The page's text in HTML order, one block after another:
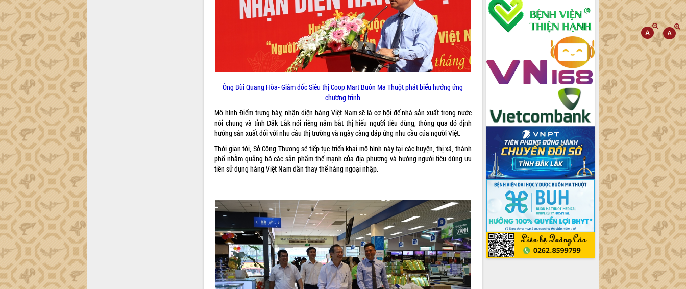
Ông Bùi Quang Hòa- Giám đốc Siêu thị Coop Mart Buôn Ma Thuột phát biểu hưởng ứng
chương trình
Mô hình Điểm trưng bày, nhận diện hàng Việt Nam sẽ là cơ hội để nhà sản xuất trong nước
nói chung và tỉnh Đắk Lắk nói riêng nắm bắt thị hiếu người tiêu dùng, thông qua đó định
hướng sản xuất đối với nhu cầu thị trường và ngày càng đáp ứng nhu cầu của người Việt.
Thời gian tới, Sở Công Thương sẽ tiếp tục triển khai mô hình này tại các huyện, thị xã, thành
phố nhằm quảng bá các sản phẩm thế mạnh của địa phương và hướng người tiêu dùng ưu
tiên sử dụng hàng Việt Nam dần thay thế hàng ngoại nhập.